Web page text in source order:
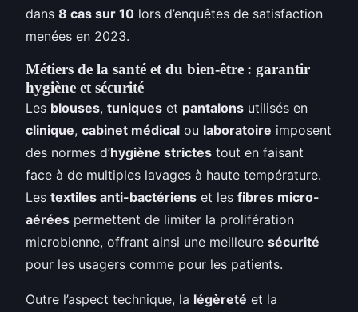
dans 8 cas sur 10 lors d’enquêtes de satisfaction
menées en 2023.
Métiers de la santé et du bien-être : garantir
hygiène et sécurité
Les blouses, tuniques et pantalons utilisés en
clinique, cabinet médical ou laboratoire imposent
des normes d’hygiène strictes tout en faisant
face à de multiples lavages à haute température.
Les textiles anti-bactériens et les fibres micro-
aérées permettent de limiter la prolifération
microbienne, offrant ainsi une meilleure sécurité
pour les usagers comme pour les patients.
Outre l’aspect technique, la légèreté et la